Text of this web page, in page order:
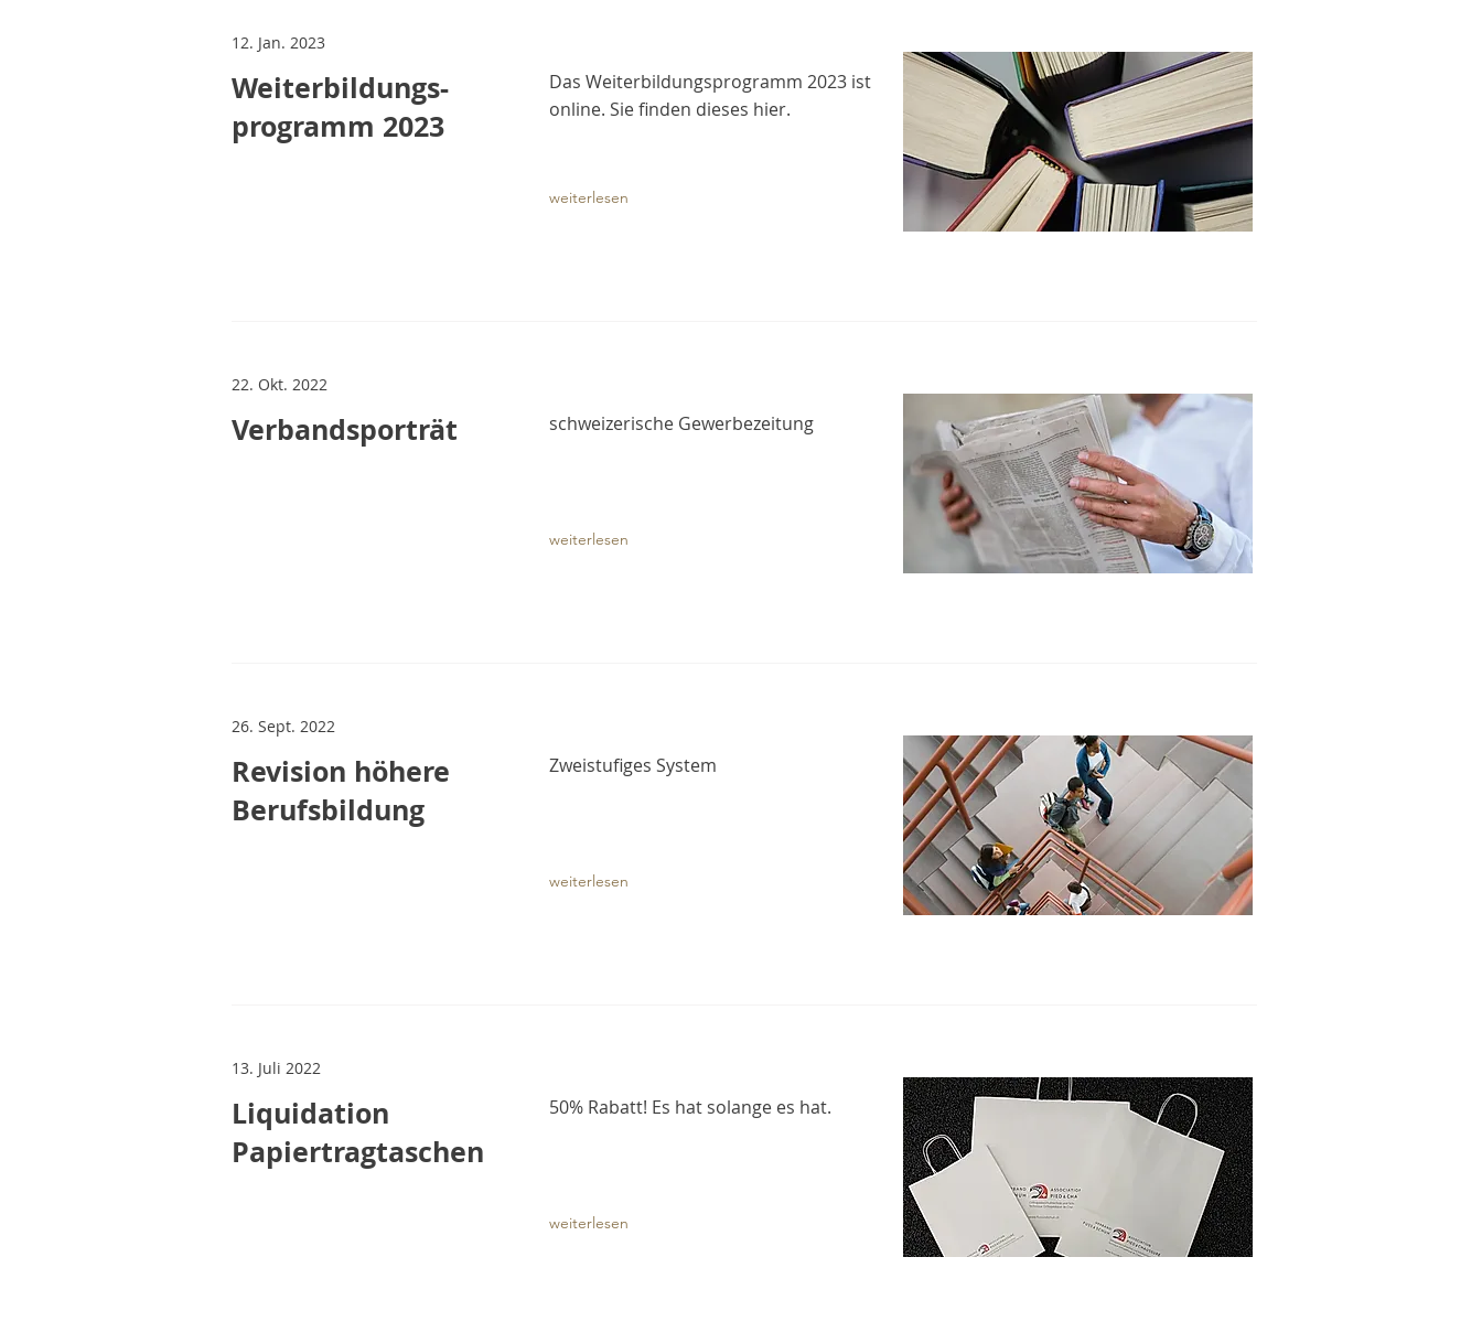
12. Jan. 2023
Weiterbildungs-
programm 2023
Das Weiterbildungsprogramm 2023 ist
online. Sie finden dieses hier.
weiterlesen
22. Okt. 2022
Verbandsporträt schweizerische Gewerbezeitung
weiterlesen
26. Sept. 2022
Revision höhere
Berufsbildung
Zweistufiges System
weiterlesen
13. Juli 2022
Liquidation
Papiertragtaschen
50% Rabatt! Es hat solange es hat.
weiterlesen